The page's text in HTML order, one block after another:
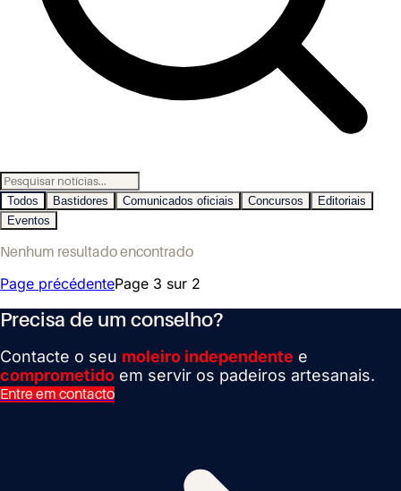
Todos Bastidores Comunicados oficiais Concursos
Editoriais
Eventos
Nenhum resultado encontrado
Page précédentePage 3 sur 2
Precisa de um conselho?
Contacte o seu moleiro independente e
comprometido em servir os padeiros artesanais.
Entre em contacto